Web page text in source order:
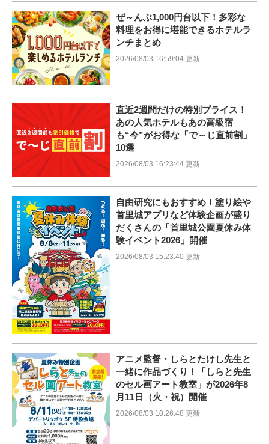
ぜ～んぶ1,000円台以下！多彩な
料理をお得に堪能できるホテルラ
ンチまとめ
2026/08/03 16:59:04 更新
直近2週間だけの特別プライス！
あの人気ホテルもあの高級宿
も“今”がお得な「で～じ直前割」
10選
2026/08/03 16:23:44 更新
自由研究にもおすすめ！塗り絵や
首里城アプリなど体験企画が盛り
だくさんの「首里城公園夏休み体
験イベント2026」開催
2026/08/03 15:23:40 更新
アニメ監督・しらとたけし先生と
一緒に作品づくり！「しらと先生
のセル画アート教室」が2026年8
月11日（火・祝）開催
2026/08/03 10:26:48 更新